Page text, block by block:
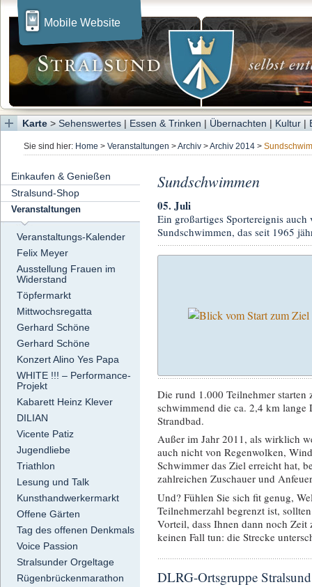
Mobile Website
Karte > Sehenswertes | Essen & Trinken | Übernachten | Kultur |
Sie sind hier: Home > Veranstaltungen >Archiv >Archiv 2014 >
Einkaufen & Genießen
Stralsund-Shop
Veranstaltungen
Veranstaltungs-Kalender
Felix Meyer
Ausstellung Frauen im
Widerstand
Töpfermarkt
Mittwochsregatta
Gerhard Schöne
Gerhard Schöne
Konzert Alino Yes Papa
WHITE !!! – Performance-
Projekt
Kabarett Heinz Klever
DILIAN
Vicente Patiz
Jugendliebe
Triathlon
Lesung und Talk
Kunsthandwerkermarkt
Offene Gärten
Tag des offenen Denkmals
Voice Passion
Stralsunder Orgeltage
Rügenbrückenmarathon
Sundschwimmen
05. Juli
Ein großartiges Sportereignis
Sundschwimmen, das seit 1965
Die rund 1.000 Teilnehmer
schwimmend die ca. 2,4 km lange
Strandbad.
Außer im Jahr 2011, als wirklich
auch nicht von Regenwolken,
Schwimmer das Ziel erreicht hat,
zahlreichen Zuschauer und
Und? Fühlen Sie sich fit genug,
Teilnehmerzahl begrenzt ist,
Vorteil, dass Ihnen dann noch
keinen Fall tun: die Strecke
DLRG-Ortsgruppe